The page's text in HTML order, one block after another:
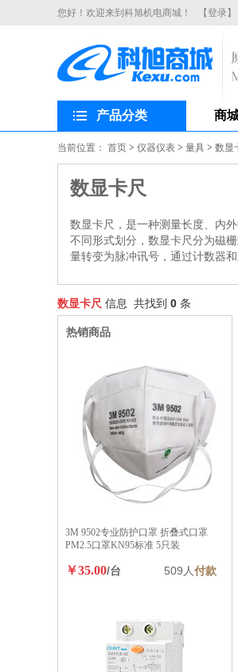
您好！欢迎来到科旭机电商城！ 【登录】
产品分类 商
当前位置： 首页 > 仪器仪表 > 量具 > 数显
数显卡尺
数显卡尺，是一种测量长度、内
不同形式划分，数显卡尺分为磁
量转变为脉冲讯号，通过计数器
数显卡尺 信息 共找到 0 条
热销商品
3M 9502专业防护口罩 折叠式口罩
PM2.5口罩KN95标准 5只装
￥35.00/台 509人付款